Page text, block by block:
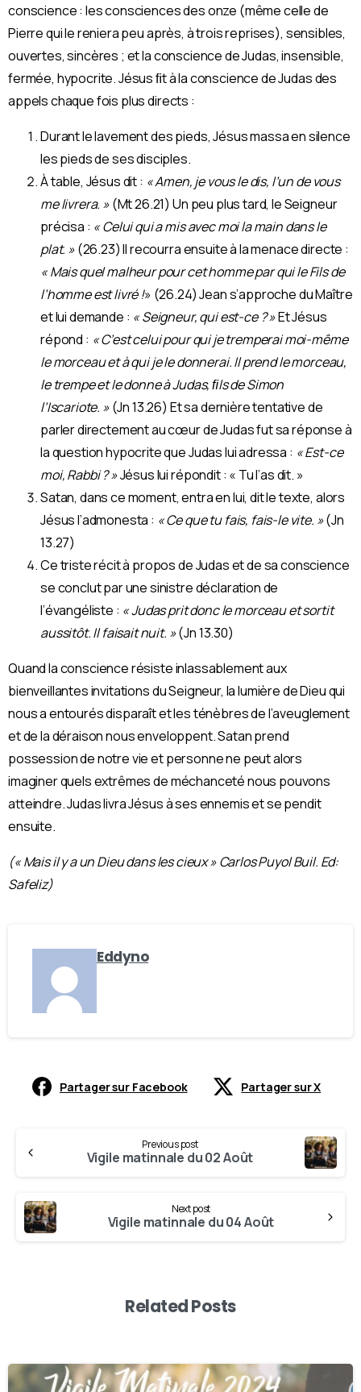
conscience : les consciences des onze (même celle de
Pierre qui le reniera peu après, à trois reprises), sensibles,
ouvertes, sincères ; et la conscience de Judas, insensible,
fermée, hypocrite. Jésus ﬁt à la conscience de Judas des
appels chaque fois plus directs :
Durant le lavement des pieds, Jésus massa en silence
les pieds de ses disciples.
À table, Jésus dit : « Amen, je vous le dis, l’un de vous
me livrera. »(Mt 26.21) Un peu plus tard, le Seigneur
précisa : « Celui qui a mis avec moi la main dans le
plat. »(26.23) Il recourra ensuite à la menace directe :
« Mais quel malheur pour cet homme par qui le Fils de
l’homme est livré !» (26.24) Jean s’approche du Maître
et lui demande : « Seigneur, qui est-ce ? »Et Jésus
répond : « C’est celui pour qui je tremperai moi-même
le morceau et à qui je le donnerai. Il prend le morceau,
le trempe et le donne à Judas, ﬁls de Simon
l’Iscariote. »(Jn 13.26) Et sa dernière tentative de
parler directement au cœur de Judas fut sa réponse à
la question hypocrite que Judas lui adressa : « Est-ce
moi, Rabbi ? »Jésus lui répondit : « Tu l’as dit. »
Satan, dans ce moment, entra en lui, dit le texte, alors
Jésus l’admonesta : « Ce que tu fais, fais-le vite. »(Jn
13.27)
Ce triste récit à propos de Judas et de sa conscience
se conclut par une sinistre déclaration de
l’évangéliste : « Judas prit donc le morceau et sortit
aussitôt. Il faisait nuit. »(Jn 13.30)
Quand la conscience résiste inlassablement aux
bienveillantes invitations du Seigneur, la lumière de Dieu qui
nous a entourés disparaît et les ténèbres de l’aveuglement
et de la déraison nous enveloppent. Satan prend
possession de notre vie et personne ne peut alors
imaginer quels extrêmes de méchanceté nous pouvons
atteindre. Judas livra Jésus à ses ennemis et se pendit
ensuite.
(« Mais il y a un Dieu dans les cieux » Carlos Puyol Buil. Ed:
Safeliz)
Eddyno
Partager sur Facebook Partager sur X
Previous post
Vigile matinnale du 02 Août
Next post
Vigile matinnale du 04 Août
Related Posts